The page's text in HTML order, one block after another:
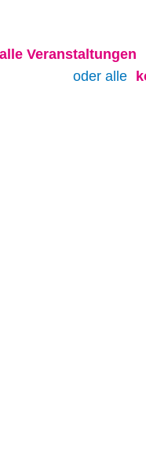
alle Veranstaltungen
oder alle